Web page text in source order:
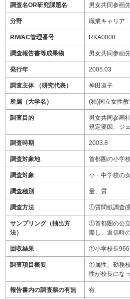
調査名OR研究課題名 男女共同参画
分野 職業キャリア
RIWAC管理番号 RKA0008
調査報告書等成果物 男女共同参画
発行年 2005.03
調査主体 （研究代表） 神田道子
所属（大学名） (独)国立女性
調査目的
男女共同参画
規定要因、ジ
調査時期 2003.8
調査対象地 首都圏の小学
調査対象 小・中学校の
調査種別 量、質
調査方法 ①質問紙調査(
サンプリング（抽出方
法）
①首都圏の公
際し、返信時
回収結果 ①小学校長966
調査項目概要
①属性、勤務
性が校長にな
報告書内の調査票の有無 有